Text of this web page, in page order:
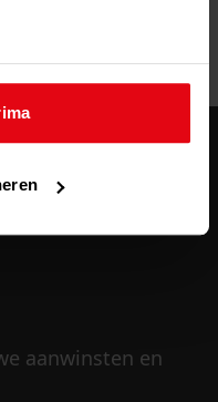
aanwinsten en